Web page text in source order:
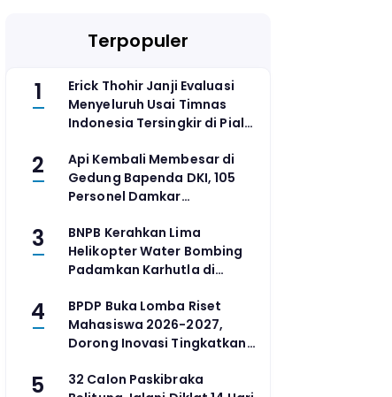
Terpopuler
1
Erick Thohir Janji Evaluasi
Menyeluruh Usai Timnas
Indonesia Tersingkir di Piala
2
Api Kembali Membesar di
Gedung Bapenda DKI, 105
Personel Damkar
3
BNPB Kerahkan Lima
Helikopter Water Bombing
Padamkan Karhutla di
4
BPDP Buka Lomba Riset
Mahasiswa 2026-2027,
Dorong Inovasi Tingkatkan
dan Kelapa Tanpa Perluas
5
32 Calon Paskibraka